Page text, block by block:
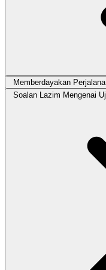
Memberdayakan
Soalan Lazim Mengenai